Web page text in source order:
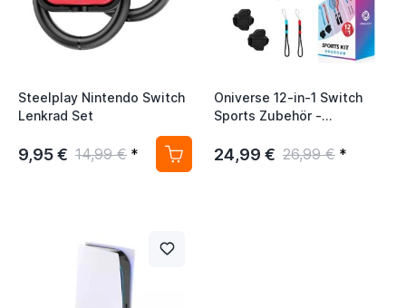
Steelplay Nintendo Switch
Lenkrad Set
9,95 € 14,99 € *
Oniverse 12-in-1 Switch
Sports Zubehör -
24,99 € 26,99 € *